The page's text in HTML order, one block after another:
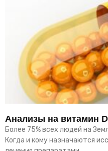
Анализы на витамин
Более 75% всех людей на
Когда и кому назначаются